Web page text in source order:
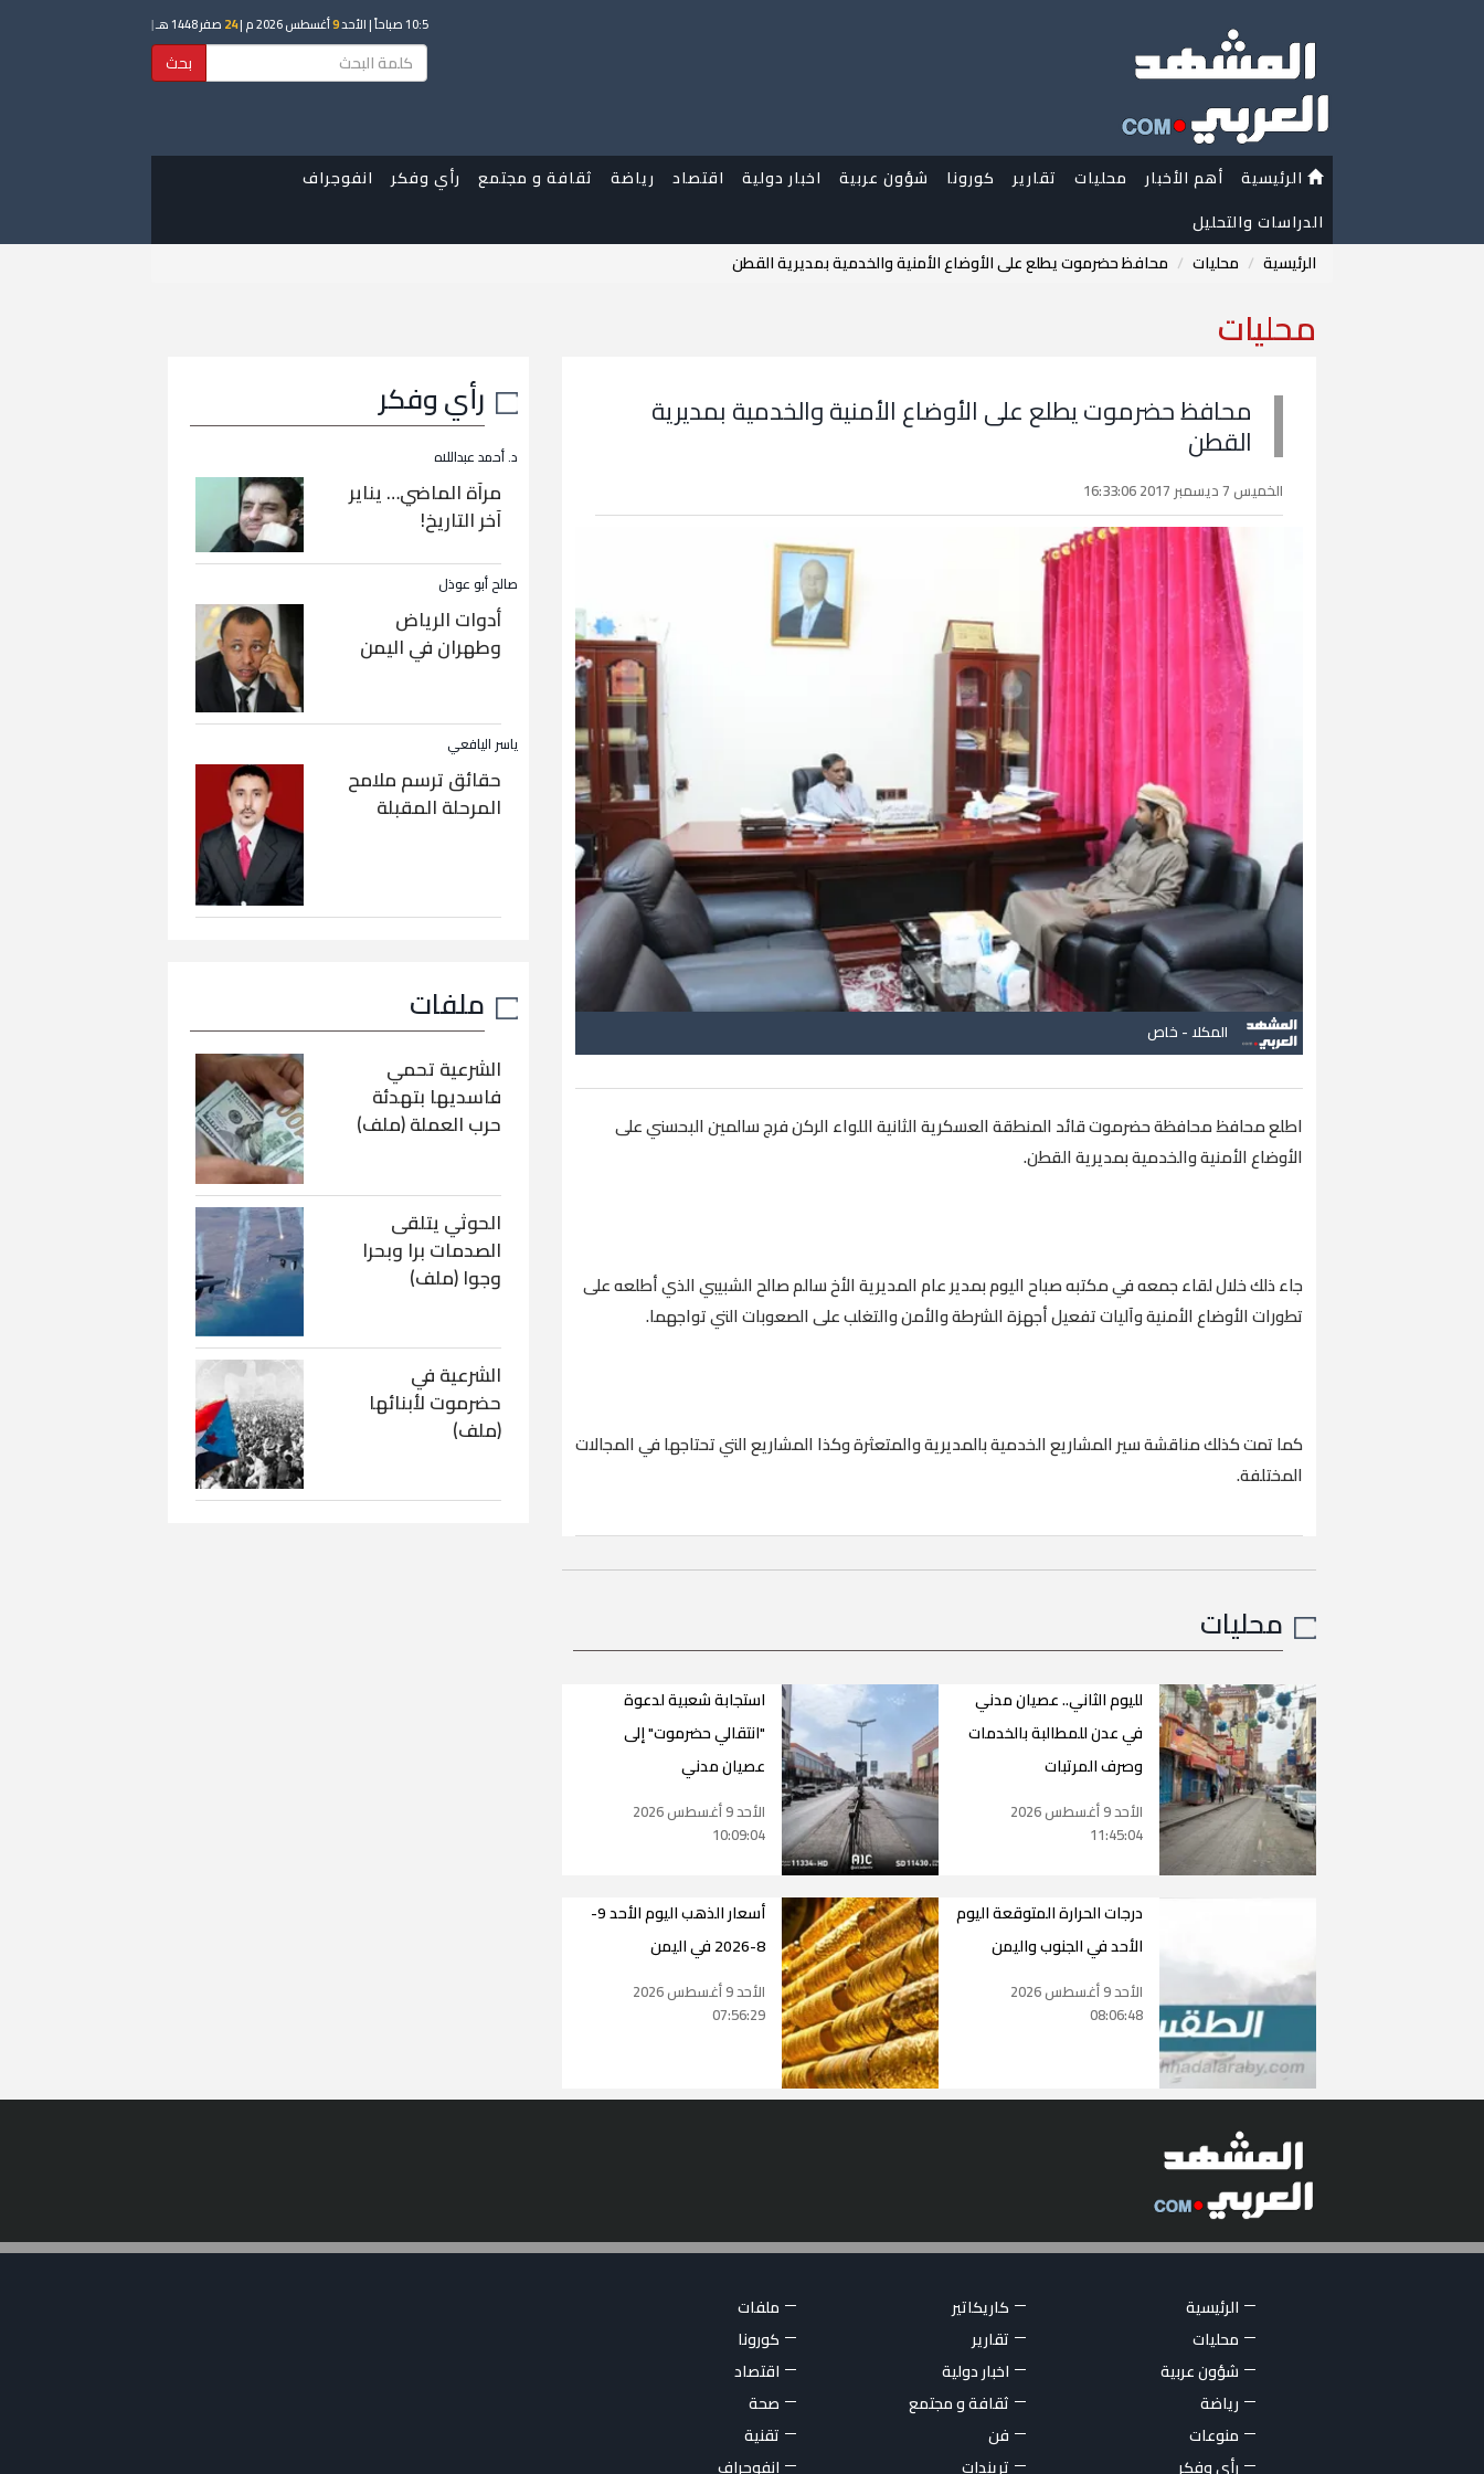
10:5 صباحاً | الأحد9أغسطس 2026 م | 24 صفر 1448 هـ |
بحث
الرئيسية أهم الأخبار محليات تقارير كورونا شؤون عربية اخبار دولية اقتصاد رياضة ثقافة و مجتمع رأي وفكر
انفوجراف
الدراسات والتحليل
الرئيسية
محليات محافظ حضرموت يطلع على الأوضاع الأمنية والخدمية بمديرية القطن
محليات
محافظ حضرموت يطلع على الأوضاع الأمنية والخدمية بمديرية
القطن
الخميس 7 ديسمبر 2017 16:33:06
المكلا - خاص
اطلع محافظ محافظة حضرموت قائد المنطقة العسكرية الثانية اللواء الركن فرج سالمين البحسني على
الأوضاع الأمنية والخدمية بمديرية القطن.
جاء ذلك خلال لقاء جمعه في مكتبه صباح اليوم بمدير عام المديرية الأخ سالم صالح الشبيبي الذي أطلعه على
تطورات الأوضاع الأمنية وآليات تفعيل أجهزة الشرطة والأمن والتغلب على الصعوبات التي تواجهما.
كما تمت كذلك مناقشة سير المشاريع الخدمية بالمديرية والمتعثرة وكذا المشاريع التي تحتاجها في المجالات
المختلفة.
محليات
لليوم الثاني.. عصيان مدني
في عدن للمطالبة بالخدمات
وصرف المرتبات
الأحد 9 أغسطس 2026
11:45:04
استجابة شعبية لدعوة
"انتقالي حضرموت" إلى
عصيان مدني
الأحد 9 أغسطس 2026
10:09:04
درجات الحرارة المتوقعة اليوم
الأحد في الجنوب واليمن
الأحد 9 أغسطس 2026
08:06:48
أسعار الذهب اليوم الأحد 9-
8-2026 في اليمن
الأحد 9 أغسطس 2026
07:56:29
رأي وفكر
د. أحمد عبداللاه
مرآة الماضي… يناير
آخر التاريخ!
صالح أبو عوذل
أدوات الرياض
وطهران في اليمن
ياسر اليافعي
حقائق ترسم ملامح
المرحلة المقبلة
ملفات
الشرعية تحمي
فاسديها بتهدئة
حرب العملة (ملف)
الحوثي يتلقى
الصدمات برا وبحرا
وجوا (ملف)
الشرعية في
حضرموت لأبنائها
(ملف)
الرئيسية كاريكاتير
ملفات
محليات
تقارير
كورونا
شؤون عربية
اخبار دولية
اقتصاد
رياضة
ثقافة و مجتمع
صحة
منوعات
فن
تقنية
رأي وفكر
تريندات انفوجراف